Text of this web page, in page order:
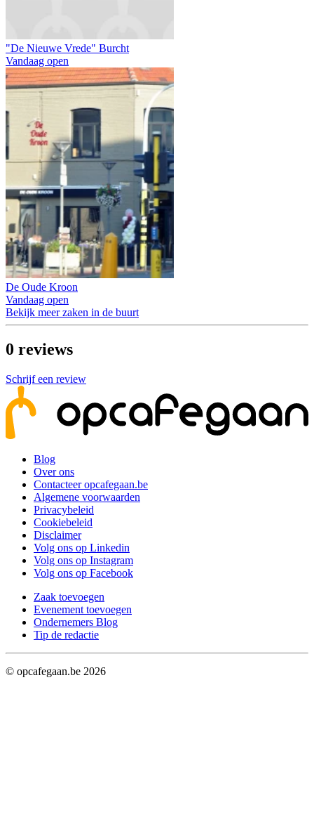
"De Nieuwe Vrede" Burcht
Vandaag open
De Oude Kroon
Vandaag open
Bekijk meer zaken in de buurt
0 reviews
Schrijf een review
Blog
Over ons
Contacteer opcafegaan.be
Algemene voorwaarden
Privacybeleid
Cookiebeleid
Disclaimer
Volg ons op Linkedin
Volg ons op Instagram
Volg ons op Facebook
Zaak toevoegen
Evenement toevoegen
Ondernemers Blog
Tip de redactie
© opcafegaan.be 2026